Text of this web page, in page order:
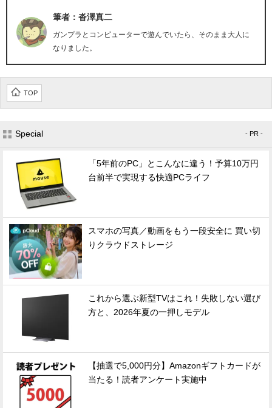
筆者：沓澤真二
ガンプラとコンピューターで遊んでいたら、そのまま大人に
なりました。
TOP
Special - PR -
「5年前のPC」とこんなに違う！予算10万円
台前半で実現する快適PCライフ
スマホの写真／動画をもう一段安全に 買い切
りクラウドストレージ
これから選ぶ新型TVはこれ！失敗しない選び
方と、2026年夏の一押しモデル
【抽選で5,000円分】Amazonギフトカードが
当たる！読者アンケート実施中